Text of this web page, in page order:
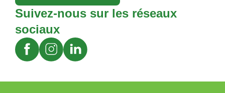
Suivez-nous sur les réseaux
sociaux